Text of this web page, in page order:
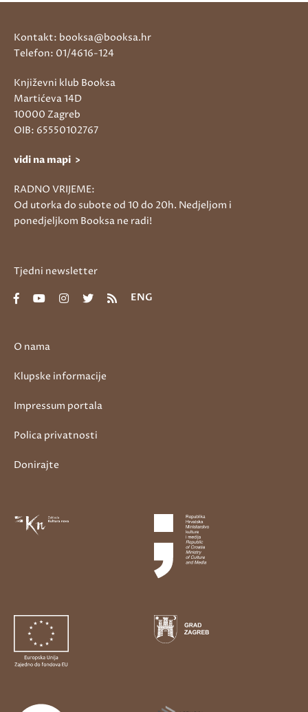
O nama
Klupske informacije
Impressum portala
Polica privatnosti
Donirajte
Kontakt: booksa@booksa.hr
Telefon: 01/4616-124
Književni klub Booksa
Martićeva 14D
10000 Zagreb
OIB: 65550102767
vidi na mapi >
RADNO VRIJEME:
Od utorka do subote od 10 do 20h. Nedjeljom i
ponedjeljkom Booksa ne radi!
Tjedni newsletter
ENG